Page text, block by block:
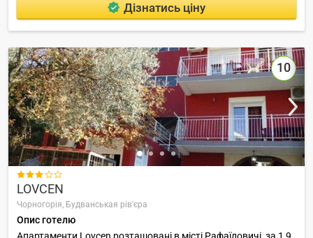
Дізнатись ціну
10

LOVCEN
Чорногорія, Будванськая рів'єра
Опис готелю
Апартаменти Lovcen розташовані в місті Рафаїловичі, за 1,9